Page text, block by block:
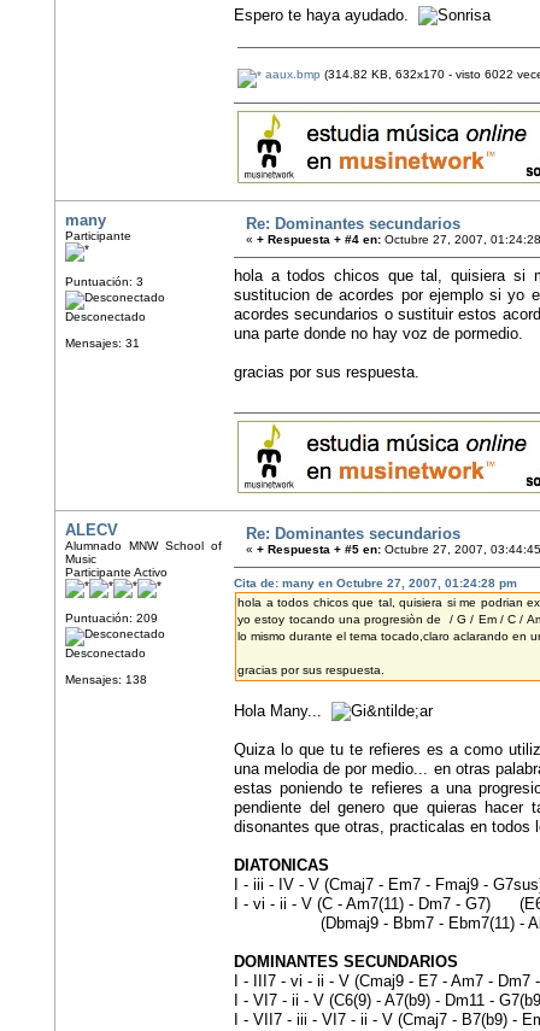
Espero te haya ayudado.
aaux.bmp (314.82 KB, 632x170 - visto 6022
many
Participante
Puntuación: 3
Desconectado
Mensajes: 31
Re: Dominantes secundarios
« + Respuesta + #4 en: Octubre 27, 2007,
hola a todos chicos que tal, quisiera si
sustitucion de acordes por ejemplo si
acordes secundarios o sustituir estos
una parte donde no hay voz de pormedio.
gracias por sus respuesta.
ALECV
Alumnado MNW School of
Music
Participante Activo
Puntuación: 209
Desconectado
Mensajes: 138
Re: Dominantes secundarios
« + Respuesta + #5 en: Octubre 27, 2007,
Cita de: many en Octubre 27, 2007, 01:24:28 pm
hola a todos chicos que tal, quisiera si me podrian
yo estoy tocando una progresiòn de / G / Em / C /
lo mismo durante el tema tocado,claro aclarando en
gracias por sus respuesta.
Hola Many...
Quiza lo que tu te refieres es a como
una melodia de por medio... en otras
estas poniendo te refieres a una
pendiente del genero que quieras hacer
disonantes que otras, practicalas en
DIATONICAS
I - iii - IV - V (Cmaj7 - Em7 - Fmaj9 -
I - vi - ii - V (C - Am7(11) - Dm7 - G7)
(Dbmaj9 - Bbm7 - Ebm7(11) -
DOMINANTES SECUNDARIOS
I - III7 - vi - ii - V (Cmaj9 - E7 - Am7 - Dm7
I - VI7 - ii - V (C6(9) - A7(b9) - Dm11 -
I - VII7 - iii - VI7 - ii - V (Cmaj7 - B7(b9) -